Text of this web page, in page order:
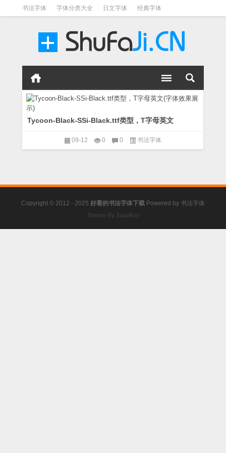
书法字体 字体分类大全 日文字体 经典字体
Tycoon-Black-SSi-Black.ttf类型，T字母英文
09-12 0 0 书法字体
Copyright © 2012 - 2025 好看的书法字体下载 Powered by 书法字体
Theme By XiaoBoy